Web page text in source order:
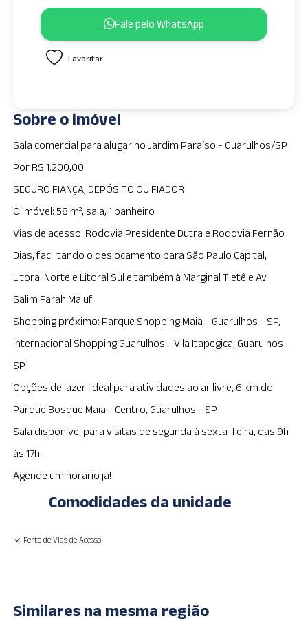
d
t
a
+
1
Fale pelo WhatsApp
Favoritar
Sobre o imóvel
Sala comercial para alugar no Jardim Paraíso - Guarulhos/SP
Por R$ 1.200,00
SEGURO FIANÇA, DEPÓSITO OU FIADOR
O imóvel: 58 m², sala, 1 banheiro
Vias de acesso: Rodovia Presidente Dutra e Rodovia Fernão
Dias, facilitando o deslocamento para São Paulo Capital,
Litoral Norte e Litoral Sul e também à Marginal Tietê e Av.
Salim Farah Maluf.
Shopping próximo: Parque Shopping Maia - Guarulhos - SP,
Internacional Shopping Guarulhos - Vila Itapegica, Guarulhos -
SP
Opções de lazer: Ideal para atividades ao ar livre, 6 km do
Parque Bosque Maia - Centro, Guarulhos - SP
Sala disponível para visitas de segunda à sexta-feira, das 9h
às 17h.
Agende um horário já!
Comodidades da unidade
Perto de Vias de Acesso
Similares na mesma região